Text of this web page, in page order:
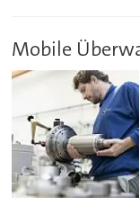
Mobile